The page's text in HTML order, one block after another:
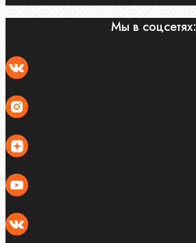
Мы в соцсетях: